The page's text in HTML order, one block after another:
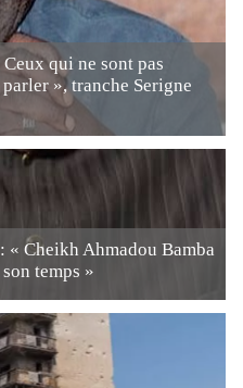
qui ne sont pas
», tranche Serigne
« Cheikh Ahmadou Bamba
temps »